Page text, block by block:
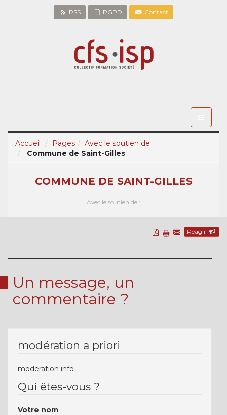
RSS RGPD Contact
Accueil
Pages
Avec le soutien de :
Commune de Saint-Gilles
COMMUNE DE SAINT-GILLES
Avec le soutien de :
Réagir
Un message, un
commentaire ?
modération a priori
moderation info
Qui êtes-vous ?
Votre nom